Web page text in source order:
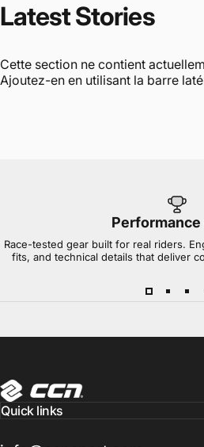
LatestStories
Cette section ne contient
Ajoutez-en en utilisant la barre
Performance
Race-tested gear built for real riders.
fits, and technical details that deliver
CCN Sport
Quick links